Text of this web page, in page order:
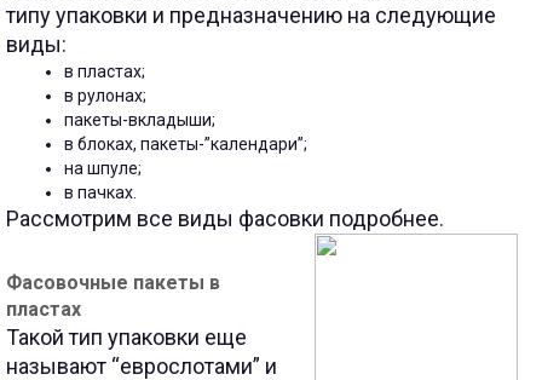
типу упаковки и предназначению на следующие
виды:
в пластах;
в рулонах;
пакеты-вкладыши;
в блоках, пакеты-”календари”;
на шпуле;
в пачках
Рассмотрим все виды фасовки подробнее.
Фасовочные пакеты в
пластах
Такой тип упаковки еще
называют “еврослотами” и